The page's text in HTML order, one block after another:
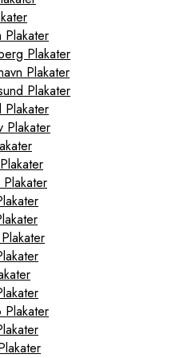
Plakater
Plakater
Plakater
Plakater
Plakater
Plakater
Plakater